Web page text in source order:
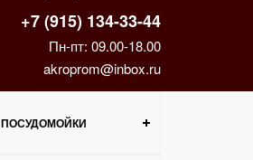
+7 (915) 134-33-44
Пн-пт: 09.00-18.00
akroprom@inbox.ru
ПОСУДОМОЙКИ